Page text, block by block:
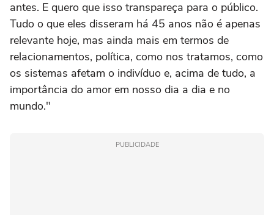
antes. E quero que isso transpareça para o público.
Tudo o que eles disseram há 45 anos não é apenas
relevante hoje, mas ainda mais em termos de
relacionamentos, política, como nos tratamos, como
os sistemas afetam o indivíduo e, acima de tudo, a
importância do amor em nosso dia a dia e no
mundo."
PUBLICIDADE